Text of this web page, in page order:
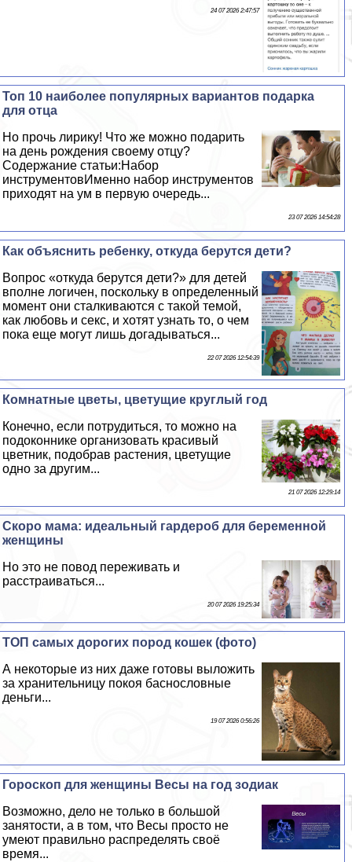
24 07 2026 2:47:57
Топ 10 наиболее популярных вариантов подарка
для отца
Но прочь лирику! Что же можно подарить
на день рождения своему отцу?
Содержание статьи:Набор
инструментовИменно набор инструментов
приходят на ум в первую очередь...
23 07 2026 14:54:28
Как объяснить ребенку, откуда берутся дети?
Вопрос «откуда берутся дети?» для детей
вполне логичен, поскольку в определенный
момент они сталкиваются с такой темой,
как любовь и ceкc, и хотят узнать то, о чем
пока еще могут лишь догадываться...
22 07 2026 12:54:39
Комнатные цветы, цветущие круглый год
Конечно, если потрудиться, то можно на
подоконнике организовать красивый
цветник, подобрав растения, цветущие
одно за другим...
21 07 2026 12:29:14
Скоро мама: идеальный гардероб для беременной
женщины
Но это не повод переживать и
расстраиваться...
20 07 2026 19:25:34
ТОП самых дорогих пород кошек (фото)
А некоторые из них даже готовы выложить
за хранительницу покоя баснословные
деньги...
19 07 2026 0:56:26
Гороскоп для женщины Весы на год зодиак
Возможно, дело не только в большой
занятости, а в том, что Весы просто не
умеют правильно распределять своё
время...